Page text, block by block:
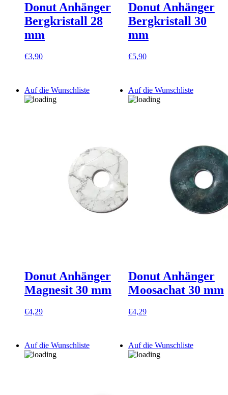
Donut Anhänger
Bergkristall 28
mm
€3,90
Donut Anhänger
Bergkristall 30
mm
€5,90
Auf die Wunschliste
Donut Anhänger
Magnesit 30 mm
€4,29
Auf die Wunschliste
Donut Anhänger
Moosachat 30 mm
€4,29
Auf die Wunschliste Auf die Wunschliste